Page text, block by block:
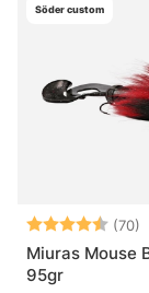
Söder custom
Arvio: (70)
Miuras Mouse
95gr